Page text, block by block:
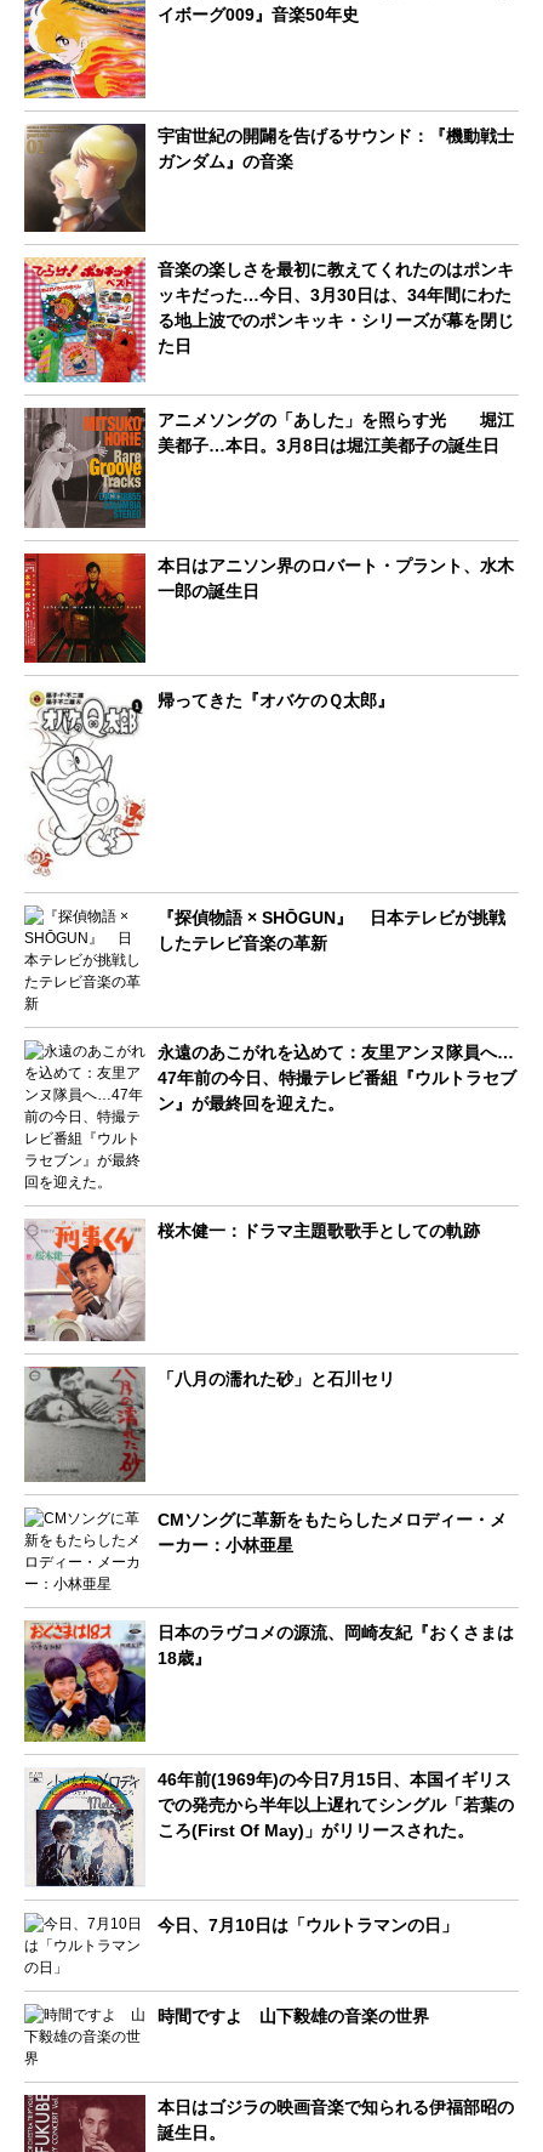
イボーグ009』音楽50年史
宇宙世紀の開闢を告げるサウンド：『機動戦士
ガンダム』の音楽
音楽の楽しさを最初に教えてくれたのはポンキ
ッキだった…今日、3月30日は、34年間にわた
る地上波でのポンキッキ・シリーズが幕を閉じ
た日
アニメソングの「あした」を照らす光 堀江
美都子…本日。3月8日は堀江美都子の誕生日
本日はアニソン界のロバート・プラント、水木
一郎の誕生日
帰ってきた『オバケのＱ太郎』
『探偵物語 × SHŌGUN』 日本テレビが挑戦
したテレビ音楽の革新
永遠のあこがれを込めて：友里アンヌ隊員へ…
47年前の今日、特撮テレビ番組『ウルトラセブ
ン』が最終回を迎えた。
桜木健一：ドラマ主題歌歌手としての軌跡
「八月の濡れた砂」と石川セリ
CMソングに革新をもたらしたメロディー・メ
ーカー：小林亜星
日本のラヴコメの源流、岡崎友紀『おくさまは
18歳』
46年前(1969年)の今日7月15日、本国イギリス
での発売から半年以上遅れてシングル「若葉の
ころ(First Of May)」がリリースされた。
今日、7月10日は「ウルトラマンの日」
時間ですよ 山下毅雄の音楽の世界
本日はゴジラの映画音楽で知られる伊福部昭の
誕生日。